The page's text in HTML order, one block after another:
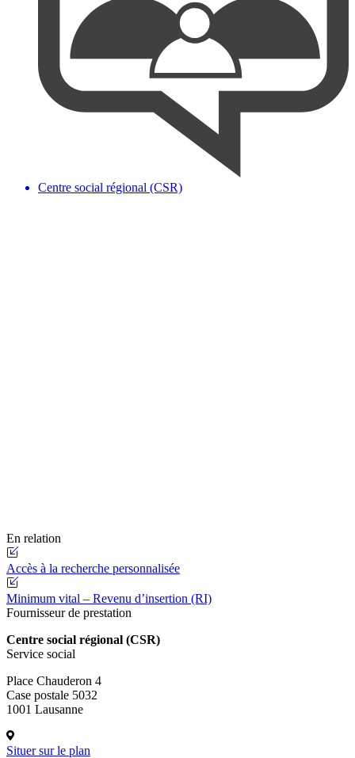
Centre social régional (CSR)
En relation
Accès à la recherche personnalisée
Minimum vital – Revenu d’insertion (RI)
Fournisseur de prestation
Centre social régional (CSR)
Service social
Place Chauderon 4
Case postale 5032
1001 Lausanne
Situer sur le plan